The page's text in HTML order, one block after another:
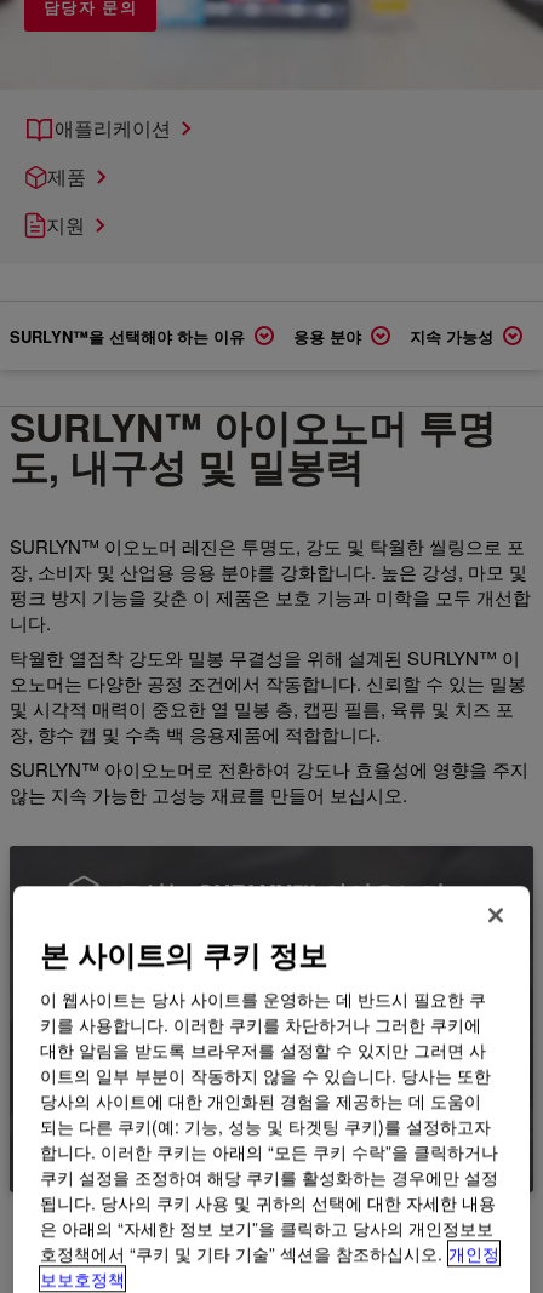
담당자 문의
애플리케이션
제품
지원
SURLYN™을 선택해야 하는 이유 응용 분야 지속 가능성
SURLYN™ 아이오노머 투명
도, 내구성 및 밀봉력
SURLYN™ 이오노머 레진은 투명도, 강도 및 탁월한 씰링으로 포
장, 소비자 및 산업용 응용 분야를 강화합니다. 높은 강성, 마모 및
펑크 방지 기능을 갖춘 이 제품은 보호 기능과 미학을 모두 개선합
니다.
탁월한 열점착 강도와 밀봉 무결성을 위해 설계된 SURLYN™ 이
오노머는 다양한 공정 조건에서 작동합니다. 신뢰할 수 있는 밀봉
및 시각적 매력이 중요한 열 밀봉 층, 캡핑 필름, 육류 및 치즈 포
장, 향수 캡 및 수축 백 응용제품에 적합합니다.
SURLYN™ 아이오노머로 전환하여 강도나 효율성에 영향을 주지
않는 지속 가능한 고성능 재료를 만들어 보십시오.
고성능 SURLYN™ 아이오노머
SURLYN™ 아이오노머는 포장, 소비자 및 산업용
응용제품에 투명도, 내구성 및 탁월한 밀봉 기능을
제공합니다. 열 밀봉, 육류 및 치즈 포장, 향수 캡,
수축 백 등에 매우 적합합니다. 지속 가능한 성능을
위한 바이오 기반 및 순환 SURLYN™ 이온화물 옵
션을 탐색하세요.
제품 보기
본 사이트의 쿠키 정보
이 웹사이트는 당사 사이트를 운영하는 데 반드시 필요한 쿠
키를 사용합니다. 이러한 쿠키를 차단하거나 그러한 쿠키에
대한 알림을 받도록 브라우저를 설정할 수 있지만 그러면 사
이트의 일부 부분이 작동하지 않을 수 있습니다. 당사는 또한
당사의 사이트에 대한 개인화된 경험을 제공하는 데 도움이
되는 다른 쿠키(예: 기능, 성능 및 타겟팅 쿠키)를 설정하고자
합니다. 이러한 쿠키는 아래의 “모든 쿠키 수락”을 클릭하거나
쿠키 설정을 조정하여 해당 쿠키를 활성화하는 경우에만 설정
됩니다. 당사의 쿠키 사용 및 귀하의 선택에 대한 자세한 내용
은 아래의 “자세한 정보 보기”을 클릭하고 당사의 개인정보보
호정책에서 “쿠키 및 기타 기술” 섹션을 참조하십시오. 개인정
보보호정책